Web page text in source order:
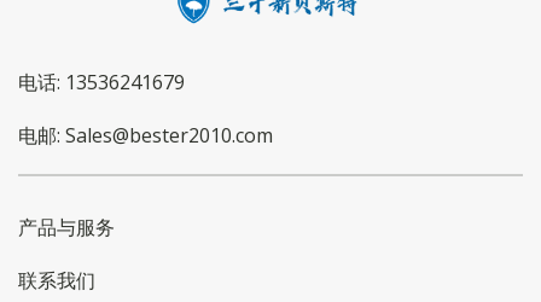
电话: 13536241679
电邮: Sales@bester2010.com
产品与服务
联系我们